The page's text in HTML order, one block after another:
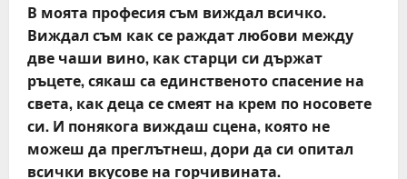
В моята професия съм виждал всичко.
Виждал съм как се раждат любови между
две чаши вино, как старци си държат
ръцете, сякаш са единственото спасение на
света, как деца се смеят на крем по носовете
си. И понякога виждаш сцена, която не
можеш да преглътнеш, дори да си опитал
всички вкусове на горчивината.